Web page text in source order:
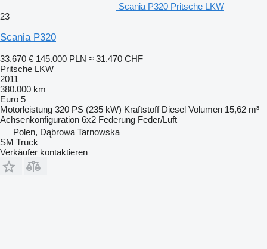
Scania P320 Pritsche LKW
23
Scania P320
33.670 € 145.000 PLN ≈ 31.470 CHF
Pritsche LKW
2011
380.000 km
Euro 5
Motorleistung 320 PS (235 kW) Kraftstoff Diesel Volumen 15,62 m³
Achsenkonfiguration 6x2 Federung Feder/Luft
Polen, Dąbrowa Tarnowska
SM Truck
Verkäufer kontaktieren